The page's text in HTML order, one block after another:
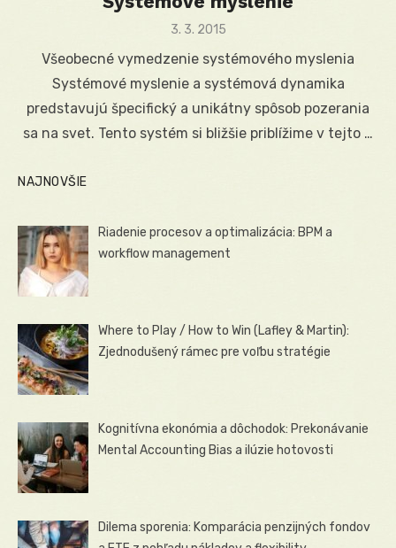
Posted
3. 3. 2015
Všeobecné vymedzenie systémového myslenia
Systémové myslenie a systémová dynamika
predstavujú špecifický a unikátny spôsob pozerania
sa na svet. Tento systém si bližšie priblížime v tejto …
NAJNOVŠIE
Riadenie procesov a optimalizácia: BPM a
workflow management
Where to Play / How to Win (Lafley & Martin):
Zjednodušený rámec pre voľbu stratégie
Kognitívna ekonómia a dôchodok: Prekonávanie
Mental Accounting Bias a ilúzie hotovosti
Dilema sporenia: Komparácia penzijných fondov